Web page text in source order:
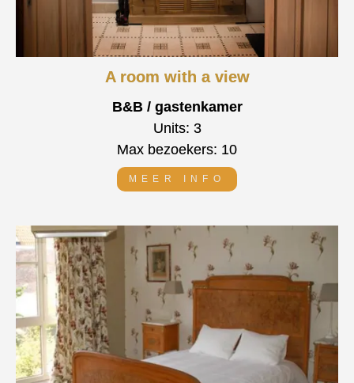
A room with a view
B&B / gastenkamer
Units: 3
Max bezoekers: 10
MEER INFO